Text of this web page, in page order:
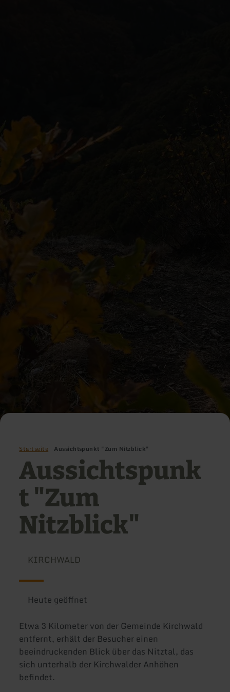
Startseite Aussichtspunkt "Zum Nitzblick"
Aussichtspunk
t "Zum
Nitzblick"
KIRCHWALD
Heute geöffnet
Etwa 3 Kilometer von der Gemeinde Kirchwald
entfernt, erhält der Besucher einen
beeindruckenden Blick über das Nitztal, das
sich unterhalb der Kirchwalder Anhöhen
befindet.